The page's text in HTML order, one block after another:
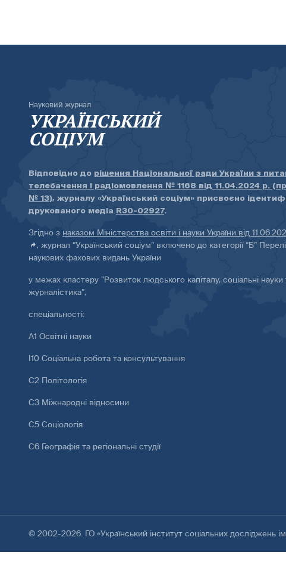
Науковий журнал
УКРАЇНСЬКИЙ
СОЦІУМ
Відповідно до рішення Національної ради України з
телебачення і радіомовлення № 1168 від 11.04.2024 р.
№ 13), журналу «Український соціум» присвоєно
друкованого медіа R30-02927.
Згідно з наказом Міністерства освіти і науки України від
, журнал “Український соціум” включено до категорії “Б”
наукових фахових видань України
у межах кластеру “Розвиток людського капіталу, соціальні науки
журналістика”,
спеціальності:
А1 Освітні науки
І10 Соціальна робота та консультування
С2 Політологія
С3 Міжнародні відносини
С5 Соціологія
С6 Географія та регіональні студії
© 2002-2026. ГО «Український інститут соціальних досліджень